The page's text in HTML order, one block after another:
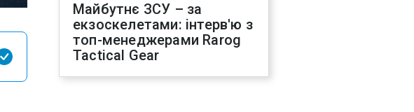
Майбутнє ЗСУ – за
екзоскелетами: інтерв'ю з
топ-менеджерами Rarog
Tactical Gear